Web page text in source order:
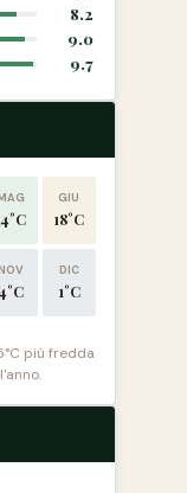
8.2
9.0
9.7
GIU
18°C
DIC
1°C
più fredda